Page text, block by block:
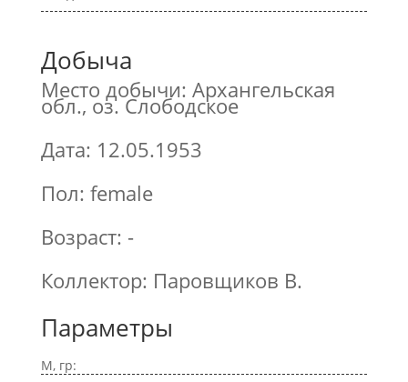
Добыча
Место добычи: Архангельская
обл., оз. Слободское
Дата: 12.05.1953
Пол: female
Возраст: -
Коллектор: Паровщиков В.
Параметры
M, гр: